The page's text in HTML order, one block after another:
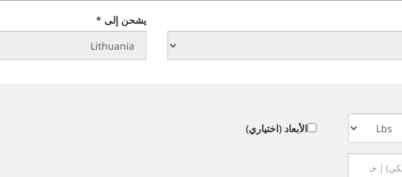
يشحن إلى *
الأبعاد (اختياري)